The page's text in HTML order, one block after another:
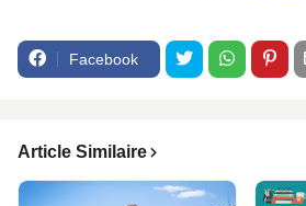
Facebook
Article Similaire